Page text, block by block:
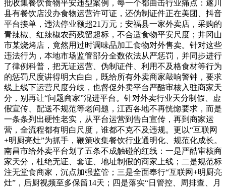
批收集餐饮食物平安违型案例，每一个都曲击行业痛点：遂川
县有餐饮店没办食物运营许可证，还伪制证件正在美团、抖音
平台接单，违法停业额超21万元；安福县一家外卖店，采购的
青辣椒、红辣椒农药残留超标，不合适食物平安尺度；井冈山
市某烧烤店，竟然用过时调味品加工食物对外售卖。针对这些
违法行为，本地市场监管部分全数依法从严惩罚，并同步进行
了律例科普，把无证运营、伪制证件、利用不及格食材等行为
的惩罚尺度讲得明大白白，既给所有外卖商家敲响警钟，要求
线上线下运营尺度分歧，也督促外卖平台严酷审核入驻商家天
分，别再让“问题商家”混进平台。针对外卖行业天分制假、虚
假宣传、配送不规范等老问题，江西各地不再恍惚要求，而是
一条条列出硬性老实，从平台运营到告白宣传，再到商家运
营，全流程都有明白尺度，谁都不克不及违规。更以“互联网
+明厨亮灶”为抓手，鞭策收集餐饮行业通明化、规范化成长。
南昌市给外卖平台划了五条不成触碰的红线：一是严酷审核商
家天分，杜绝无证、套证、地址制假的商家上线；二是规范标
注无堂食商家，沉点加强监管；三是全面奉行“互联网+明厨亮
灶”，后厨视频至多保留14天；四是落实“日管控、周排查、月